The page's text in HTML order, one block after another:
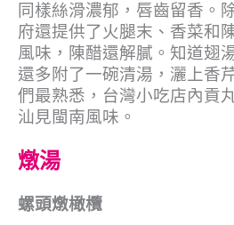
同樣絲滑濃郁，唇齒留香。
府還提供了火腿末、香菜和
風味，陳醋還解膩。知道翅
還多附了一碗清湯，灑上香
們最熟悉，台灣小吃店內貢
汕見閩南風味。
燉湯
螺頭燉橄欖